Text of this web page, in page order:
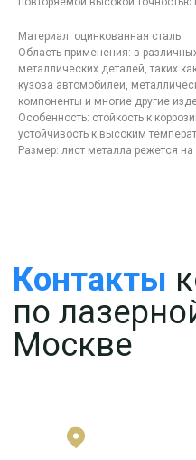
Материал: оцинкованная сталь
Область применения: в
металлических деталей, таких
кузова автомобилей,
компоненты и многие другие
Особенность: стойкость к
устойчивость к высоким
Размер: лист металла режется
Москве